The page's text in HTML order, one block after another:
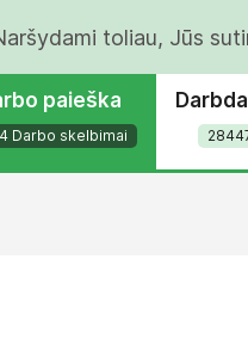
toliau, Jūs
paieška
Darbo skelbimai